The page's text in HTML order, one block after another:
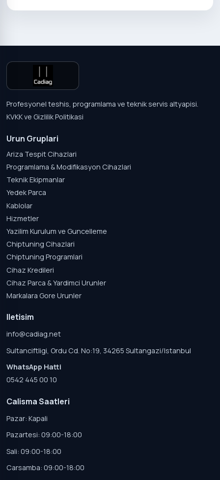
Profesyonel teshis, programlama ve teknik servis altyapisi.
KVKK ve Gizlilik Politikasi
Urun Gruplari
Ariza Tespit Cihazlari
Programlama & Modifikasyon Cihazlari
Teknik Ekipmanlar
Yedek Parca
Kablolar
Hizmetler
Yazilim Kurulum ve Guncelleme
Chiptuning Cihazlari
Chiptuning Programlari
Cihaz Kredileri
Cihaz Parca & Yardimci Urunler
Markalara Gore Urunler
Iletisim
info@cadiag.net
Sultanciftligi, Ordu Cd. No:19, 34265 Sultangazi/Istanbul
WhatsApp Hatti
0542 445 00 10
Calisma Saatleri
Pazar: Kapali
Pazartesi: 09:00-18:00
Sali: 09:00-18:00
Carsamba: 09:00-18:00